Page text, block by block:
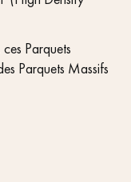
Parquets
Parquets Massifs